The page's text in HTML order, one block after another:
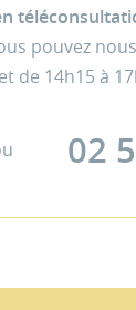
pouvez
de 14h15 à
02